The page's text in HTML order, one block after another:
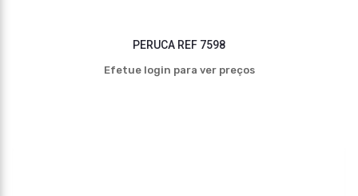
PERUCA REF 7598
Efetue login para ver preços